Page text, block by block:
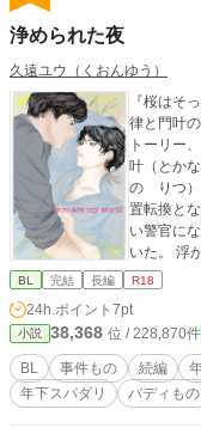
浄められた夜
久遠ユウ（くおんゆう）
『桜はそ
律と門叶
トーリー、
叶（とか
の りつ）
置転換と
い警官に
いた。 浮かんでは消える律の存在を、喜んでしまう門叶。 誤
魔化して
のもと、事件
か。律を
われるのか。 『桜はそっと淡く咲く』の二人
ステリーラブ物語 @ジャケットは
来ですが
BL 完結 長編 R18
24h.ポイント 7pt
小説 38,368 位 / 228,870件
BL 事件もの 続編
年下スパダリ
バディもの